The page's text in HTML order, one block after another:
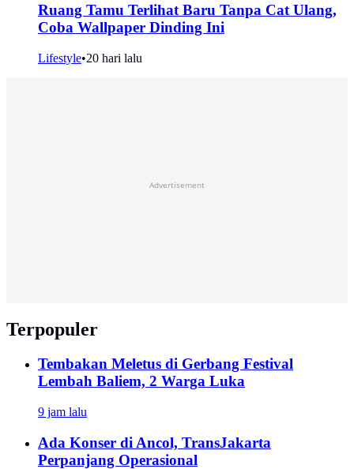
Ruang Tamu Terlihat Baru Tanpa Cat Ulang,
Coba Wallpaper Dinding Ini
Lifestyle•20 hari lalu
Advertisement
Terpopuler
Tembakan Meletus di Gerbang Festival
Lembah Baliem, 2 Warga Luka
9 jam lalu
Ada Konser di Ancol, TransJakarta
Perpanjang Operasional